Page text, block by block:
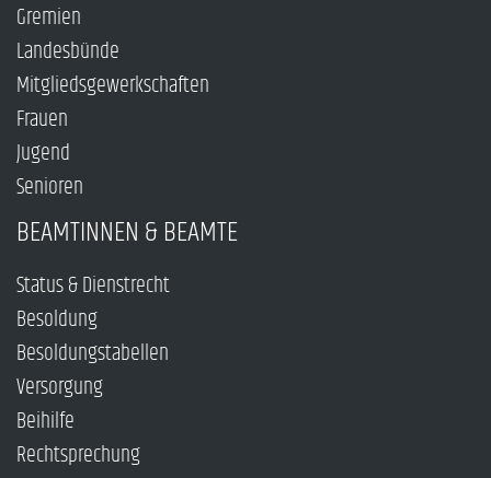
Gremien
Landesbünde
Mitgliedsgewerkschaften
Frauen
Jugend
Senioren
BEAMTINNEN & BEAMTE
Status & Dienstrecht
Besoldung
Besoldungstabellen
Versorgung
Beihilfe
Rechtsprechung